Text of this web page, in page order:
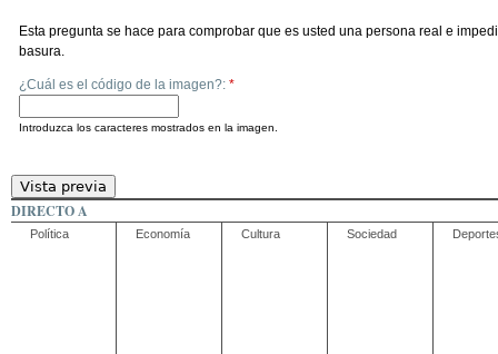
Esta pregunta se hace para comprobar que es usted una persona real e
basura.
¿Cuál es el código de la imagen?: *
Introduzca los caracteres mostrados en la imagen.
DIRECTO A
Política Economía Cultura Sociedad